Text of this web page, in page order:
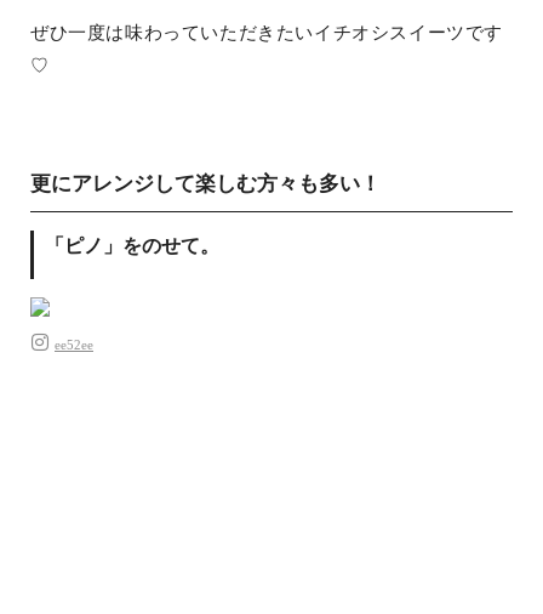
ぜひ一度は味わっていただきたいイチオシスイーツです
♡
更にアレンジして楽しむ方々も多い！
「ピノ」をのせて。
ee52ee